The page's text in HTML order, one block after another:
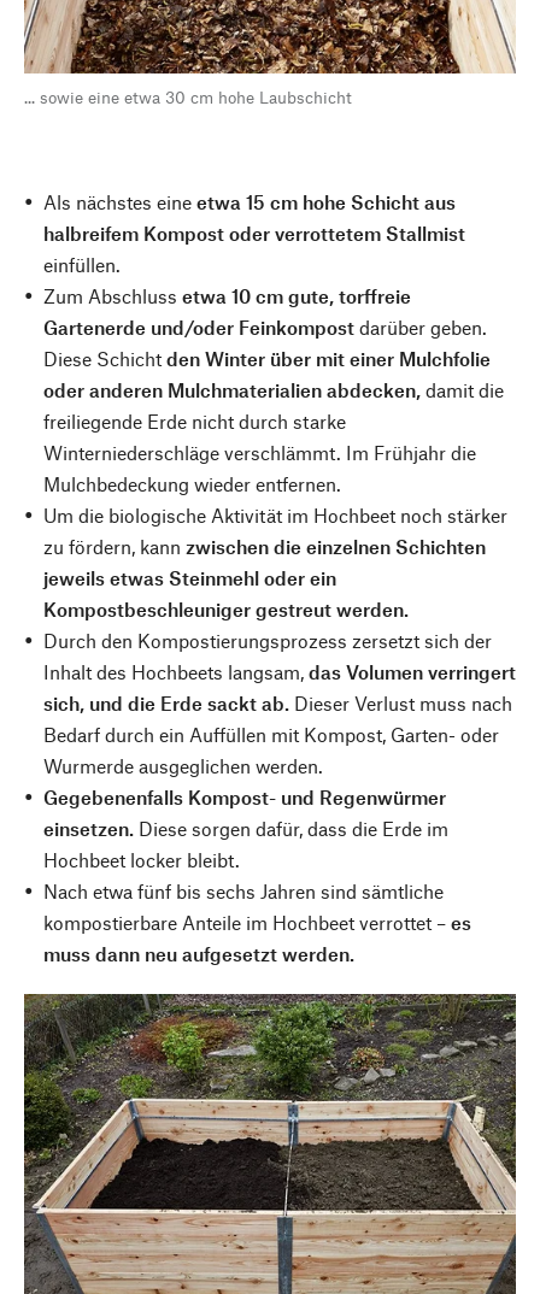
... sowie eine etwa 30 cm hohe Laubschicht
Als nächstes eine etwa 15 cm hohe Schicht aus
halbreifem Kompost oder verrottetem Stallmist
einfüllen.
Zum Abschluss etwa 10 cm gute, torffreie
Gartenerde und/oder Feinkompost darüber geben.
Diese Schicht den Winter über mit einer Mulchfolie
oder anderen Mulchmaterialien abdecken, damit die
freiliegende Erde nicht durch starke
Winterniederschläge verschlämmt. Im Frühjahr die
Mulchbedeckung wieder entfernen.
Um die biologische Aktivität im Hochbeet noch stärker
zu fördern, kann zwischen die einzelnen Schichten
jeweils etwas Steinmehl oder ein
Kompostbeschleuniger gestreut werden.
Durch den Kompostierungsprozess zersetzt sich der
Inhalt des Hochbeets langsam, das Volumen verringert
sich, und die Erde sackt ab. Dieser Verlust muss nach
Bedarf durch ein Auffüllen mit Kompost, Garten- oder
Wurmerde ausgeglichen werden.
Gegebenenfalls Kompost- und Regenwürmer
einsetzen. Diese sorgen dafür, dass die Erde im
Hochbeet locker bleibt.
Nach etwa fünf bis sechs Jahren sind sämtliche
kompostierbare Anteile im Hochbeet verrottet – es
muss dann neu aufgesetzt werden.